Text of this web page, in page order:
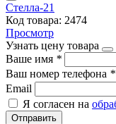
Стелла-21
Код товара: 2474
Просмотр
Узнать цену товара
Ваше имя *
Ваш номер телефона *
Email
Я согласен на
Отправить